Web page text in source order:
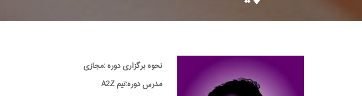
نحوه برگزاری دوره :مجازی
مدرس دوره:تیم A2Z